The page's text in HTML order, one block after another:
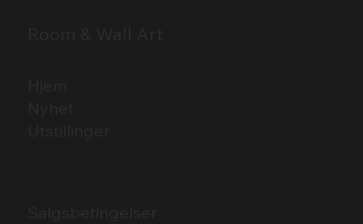
Room & Wall Art
Hjem
Nyhet
Utstillinger
Salgsbetingelser